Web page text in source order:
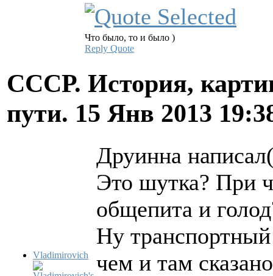
Что было, то и было )
Reply Quote
СССР. История,
пути. 15 Янв 2013
Vladimirovich
Друинна
Это шутка? При
общепита и
Ну транспортный
чем и там сказано